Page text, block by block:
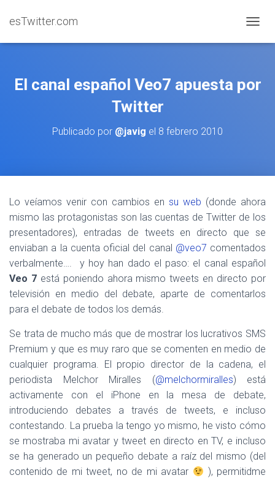
esTwitter.com
El canal español Veo7 apuesta por
Twitter
Publicado por @javig el 8 febrero 2010
Lo veíamos venir con cambios en su web (donde ahora
mismo las protagonistas son las cuentas de Twitter de los
presentadores), entradas de tweets en directo que se
enviaban a la cuenta oficial del canal @veo7 comentados
verbalmente…. y hoy han dado el paso: el canal español
Veo 7está poniendo ahora mismo tweets en directo por
televisión en medio del debate, aparte de comentarlos
para el debate de todos los demás.
Se trata de mucho más que de mostrar los lucrativos SMS
Premium y que es muy raro que se comenten en medio de
cualquier programa. El propio director de la cadena, el
periodista Melchor Miralles (@melchormiralles) está
activamente con el iPhone en la mesa de debate,
introduciendo debates a través de tweets, e incluso
contestando. La prueba la tengo yo mismo, he visto cómo
se mostraba mi avatar y tweet en directo en TV, e incluso
se ha generado un pequeño debate a raíz del mismo (del
contenido de mi tweet, no de mi avatar
), permitidme